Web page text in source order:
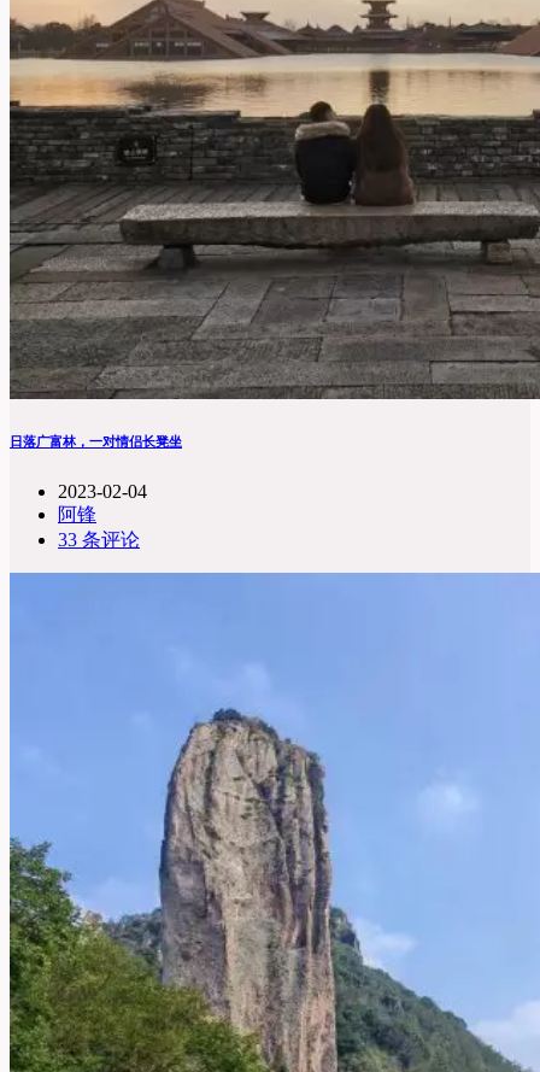
日落广富林，一对情侣长凳坐
2023-02-04
阿锋
33 条评论